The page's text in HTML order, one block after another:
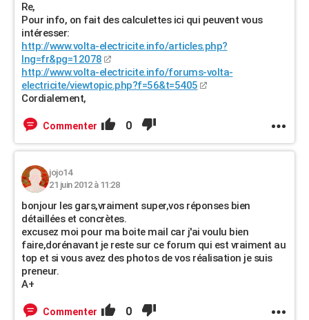
Re,
Pour info, on fait des calculettes ici qui peuvent vous
intéresser:
http://www.volta-electricite.info/articles.php?
lng=fr&pg=12078
http://www.volta-electricite.info/forums-volta-
electricite/viewtopic.php?f=56&t=5405
Cordialement,
Commenter 0
jojo14
21 juin 2012 à 11:28
bonjour les gars,vraiment super,vos réponses bien
détaillées et concrètes.
excusez moi pour ma boite mail car j'ai voulu bien
faire,dorénavant je reste sur ce forum qui est vraiment au
top et si vous avez des photos de vos réalisation je suis
preneur.
A+
Commenter 0